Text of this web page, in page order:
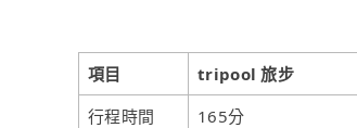
項目 tripool 旅步
行程時間
165分